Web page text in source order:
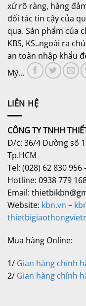
xứ rõ ràng, hàng
đối tác tin cậy của
qua. Sản phẩm của
KBS, KS..ngoài ra
an toàn nhập khẩu
Mỹ...
LIÊN HỆ
CÔNG TY TNHH
Đ/c: 36/4 Đường số
Tp.HCM
Tel: (028) 62 830
Hotline: 0938 779
Email:
Website: kbn.vn –
Mua hàng Online:
1/ Gian hàng chính
2/ Gian hàng chính